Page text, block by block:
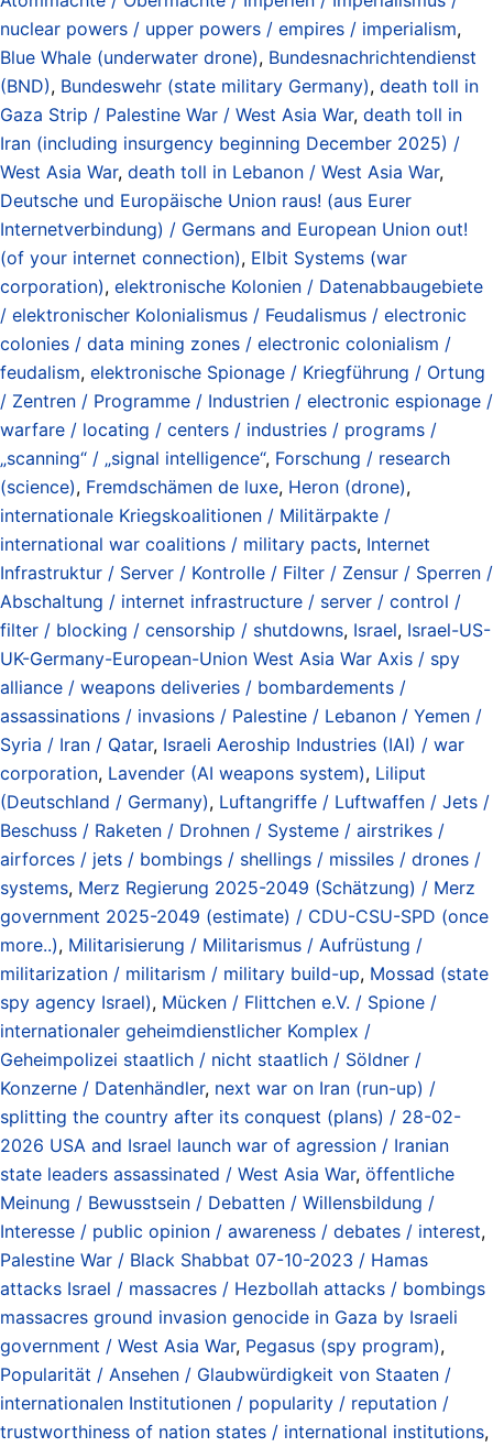
nuclear powers / upper powers / empires / imperialism,
Blue Whale (underwater drone), Bundesnachrichtendienst
(BND), Bundeswehr (state military Germany), death toll in
Gaza Strip / Palestine War / West Asia War, death toll in
Iran (including insurgency beginning December 2025) /
West Asia War, death toll in Lebanon / West Asia War,
Deutsche und Europäische Union raus! (aus Eurer
Internetverbindung) / Germans and European Union out!
(of your internet connection), Elbit Systems (war
corporation), elektronische Kolonien / Datenabbaugebiete
/ elektronischer Kolonialismus / Feudalismus / electronic
colonies / data mining zones / electronic colonialism /
feudalism, elektronische Spionage / Kriegführung / Ortung
/ Zentren / Programme / Industrien / electronic espionage /
warfare / locating / centers / industries / programs /
„scanning“ / „signal intelligence“, Forschung / research
(science), Fremdschämen de luxe, Heron (drone),
internationale Kriegskoalitionen / Militärpakte /
international war coalitions / military pacts, Internet
Infrastruktur / Server / Kontrolle / Filter / Zensur / Sperren /
Abschaltung / internet infrastructure / server / control /
filter / blocking / censorship / shutdowns, Israel, Israel-US-
UK-Germany-European-Union West Asia War Axis / spy
alliance / weapons deliveries / bombardements /
assassinations / invasions / Palestine / Lebanon / Yemen /
Syria / Iran / Qatar, Israeli Aeroship Industries (IAI) / war
corporation, Lavender (AI weapons system), Liliput
(Deutschland / Germany), Luftangriffe / Luftwaffen / Jets /
Beschuss / Raketen / Drohnen / Systeme / airstrikes /
airforces / jets / bombings / shellings / missiles / drones /
systems, Merz Regierung 2025-2049 (Schätzung) / Merz
government 2025-2049 (estimate) / CDU-CSU-SPD (once
more..), Militarisierung / Militarismus / Aufrüstung /
militarization / militarism / military build-up, Mossad (state
spy agency Israel), Mücken / Flittchen e.V. / Spione /
internationaler geheimdienstlicher Komplex /
Geheimpolizei staatlich / nicht staatlich / Söldner /
Konzerne / Datenhändler, next war on Iran (run-up) /
splitting the country after its conquest (plans) / 28-02-
2026 USA and Israel launch war of agression / Iranian
state leaders assassinated / West Asia War, öffentliche
Meinung / Bewusstsein / Debatten / Willensbildung /
Interesse / public opinion / awareness / debates / interest,
Palestine War / Black Shabbat 07-10-2023 / Hamas
attacks Israel / massacres / Hezbollah attacks / bombings
massacres ground invasion genocide in Gaza by Israeli
government / West Asia War, Pegasus (spy program),
Popularität / Ansehen / Glaubwürdigkeit von Staaten /
internationalen Institutionen / popularity / reputation /
trustworthiness of nation states / international institutions,